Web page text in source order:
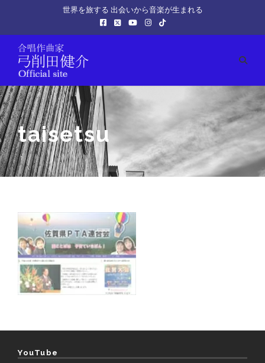
世界を旅する 出会いから音楽が生まれる
taisetsu
YouTube